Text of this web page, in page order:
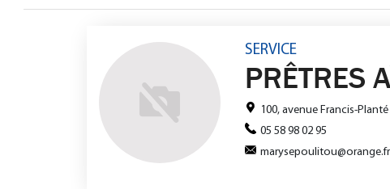
SERVICE
PRÊTRES
100, avenue Francis-
05 58 98 02 95
marysepoulitou@orange.fr